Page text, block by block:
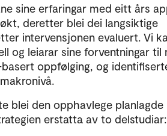
sine erfaringar med eitt års
deretter blei dei langsiktige
intervensjonen evaluert. Vi
og leiarar sine forventningar til
oppfølging, og
blei den opphavlege planlagde
erstatta av to delstudiar: